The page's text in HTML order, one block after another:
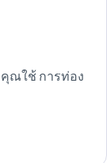
ณใช้ การท่อง